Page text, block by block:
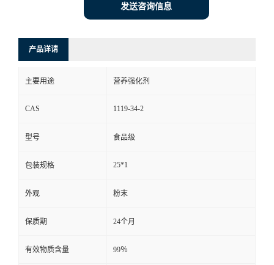
发送咨询信息
产品详请
主要用途 营养强化剂
CAS 1119-34-2
型号 食品级
包装规格 25*1
外观 粉末
保质期 24个月
有效物质含量 99％